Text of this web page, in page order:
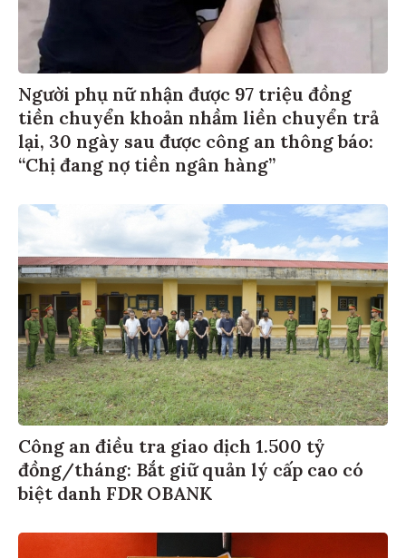
Người phụ nữ nhận được 97 triệu đồng
tiền chuyển khoản nhầm liền chuyển trả
lại, 30 ngày sau được công an thông báo:
“Chị đang nợ tiền ngân hàng”
Công an điều tra giao dịch 1.500 tỷ
đồng/tháng: Bắt giữ quản lý cấp cao có
biệt danh FDR OBANK